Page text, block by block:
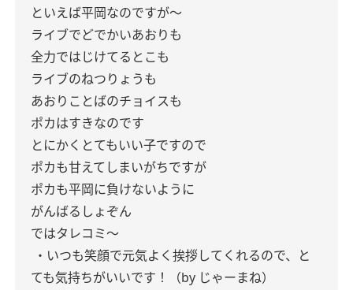
といえば平岡なのですが〜
ライブでどでかいあおりも
全力ではじけてるとこも
ライブのねつりょうも
あおりことばのチョイスも
ポカはすきなのです
とにかくとてもいい子ですので
ポカも甘えてしまいがちですが
ポカも平岡に負けないように
がんばるしょぞん
ではタレコミ〜
・いつも笑顔で元気よく挨拶してくれるので、と
ても気持ちがいいです！（by じゃーまね）